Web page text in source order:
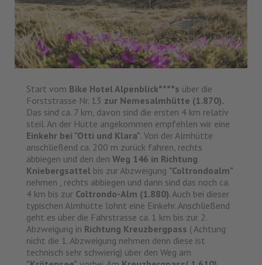
Start vom Bike Hotel Alpenblick****s über die
Forststrasse Nr. 13 zur Nemesalmhütte (1.870).
Das sind ca. 7 km, davon sind die ersten 4 km relativ
steil. An der Hütte angekommen empfehlen wir eine
Einkehr bei "Otti und Klara". Von der Almhütte
anschließend ca. 200 m zurück fahren, rechts
abbiegen und den den Weg 146 in Richtung
Kniebergsattelbis zur Abzweigung "Coltrondoalm"
nehmen , rechts abbiegen und dann sind das noch ca.
4 km bis zur Coltrondo-Alm (1.880). Auch bei dieser
typischen Almhütte lohnt eine Einkehr. Anschließend
geht es über die Fahrstrasse ca. 1 km bis zur 2.
Abzweigung in Richtung Kreuzbergpass ( Achtung
nicht die 1. Abzweigung nehmen denn diese ist
technisch sehr schwierig) über den Weg am